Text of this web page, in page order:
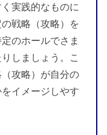
実践的なものに
戦略（攻略）を
のホールでさま
しましょう。こ
攻略）が自分の
イメージしやす